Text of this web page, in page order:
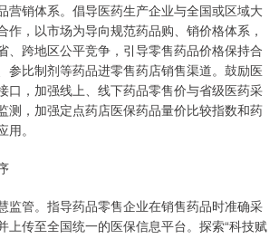
销体系。倡导医药生产企业与全国或区域大
作，以市场为导向规范药品购、销价格体系，
、跨地区公平竞争，引导零售药品价格保持合
参比制剂等药品进零售药店销售渠道。鼓励医
口，加强线上、线下药品零售价与省级医药采
测，加强定点药店医保药品量价比较指数和药
。
管。指导药品零售企业在销售药品时准确采
上传至全国统一的医保信息平台。探索“科技赋